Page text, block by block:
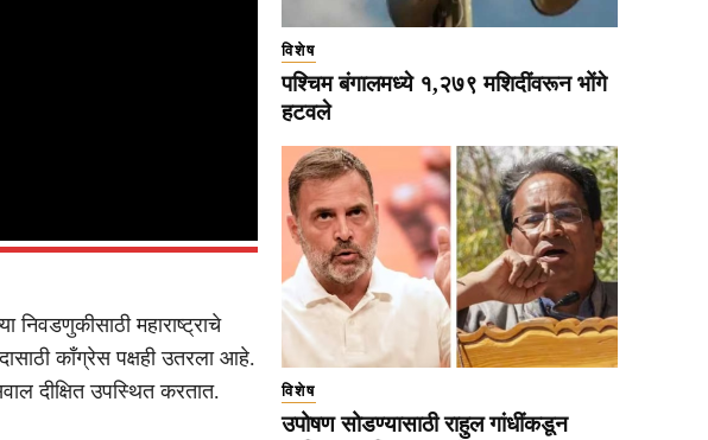
निवडणुकीसाठी महाराष्ट्राचे
काँग्रेस पक्षही उतरला आहे.
दीक्षित उपस्थित करतात.
विशेष
पश्चिम बंगालमध्ये १,२७९ मशिदींवरून भोंगे
हटवले
विशेष
उपोषण सोडण्यासाठी राहुल गांधींकडून